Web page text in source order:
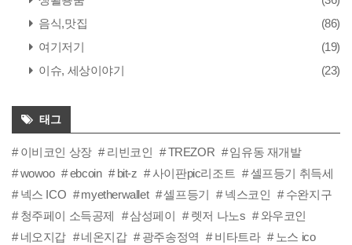
음식,맛집
(86)
여기저기
(19)
이슈, 세상이야기
(23)
태그
이비코인 상장 리빈코인 TREZOR
임유동 재개발
wowoo
ebcoin bit-z 사이판pic리조트
셀프등기 취득세
넥스 ICO
myetherwallet 셀프등기 넥스코인
수완지구
청주페이 소득공제
삼성페이 렛저 나노s
와우코인
네오지갑
네온지갑 광주송정역 비타트라
노스 ico